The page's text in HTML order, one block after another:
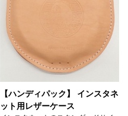
【ハンディパック】 インスタネ
ット用レザーケース